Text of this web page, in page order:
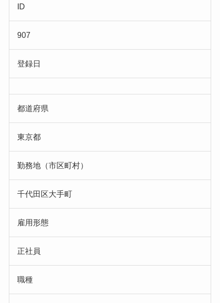
ID
907
登録日
都道府県
東京都
勤務地（市区町村）
千代田区大手町
雇用形態
正社員
職種